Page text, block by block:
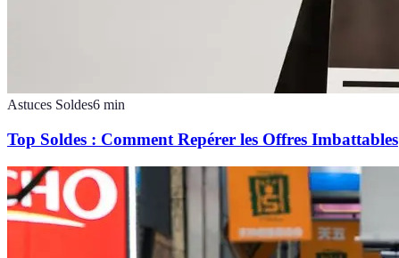
Astuces Soldes6 min
Top Soldes : Comment Repérer les Offres Imbattables